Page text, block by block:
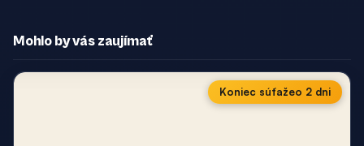
Mohlo by vás zaujímať
Koniec súťažeo 2 dni